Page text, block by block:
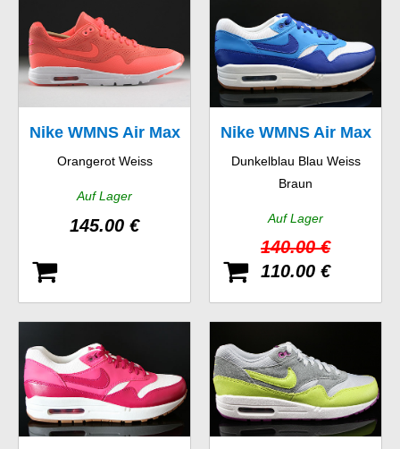
Nike WMNS Air Max
1 Ultra Moire
Orangerot Weiss
Auf Lager
145.00 €
Nike WMNS Air Max
1 Vintage
Dunkelblau Blau Weiss
Braun
Auf Lager
140.00 €
110.00 €